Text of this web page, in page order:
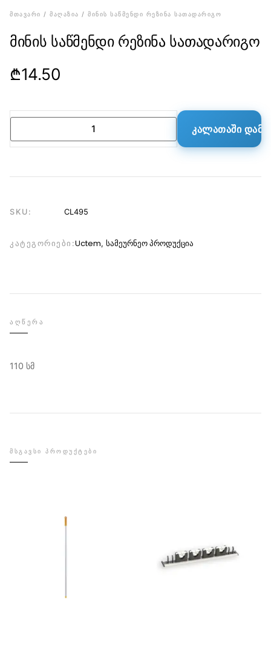
ᲛᲗᲐᲕᲐᲠᲘ / ᲛᲐᲦᲐᲖᲘᲐ / ᲛᲘᲜᲘᲡ ᲡᲐᲬᲛᲔᲜᲓᲘ ᲠᲔᲖᲘᲜᲐ ᲡᲐᲗᲐᲓᲐᲠᲘᲒᲝ
მინის საწმენდი რეზინა სათადარიგო
₾14.50
ᲙᲐᲚᲐᲗᲐᲨᲘ
SKU: CL495
ᲙᲐᲢᲔᲒᲝᲠᲘᲔᲑᲘ:Uctem, სამეურნეო პროდუქცია
ᲐᲦᲬᲔᲠᲐ
110 სმ
ᲛᲡᲒᲐᲕᲡᲘ ᲞᲠᲝᲓᲣᲥᲢᲔᲑᲘ